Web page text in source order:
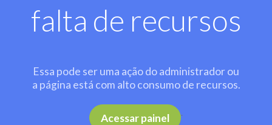
falta de recursos
Essa pode ser uma ação do administrador ou
a página está com alto consumo de recursos.
Acessar painel .